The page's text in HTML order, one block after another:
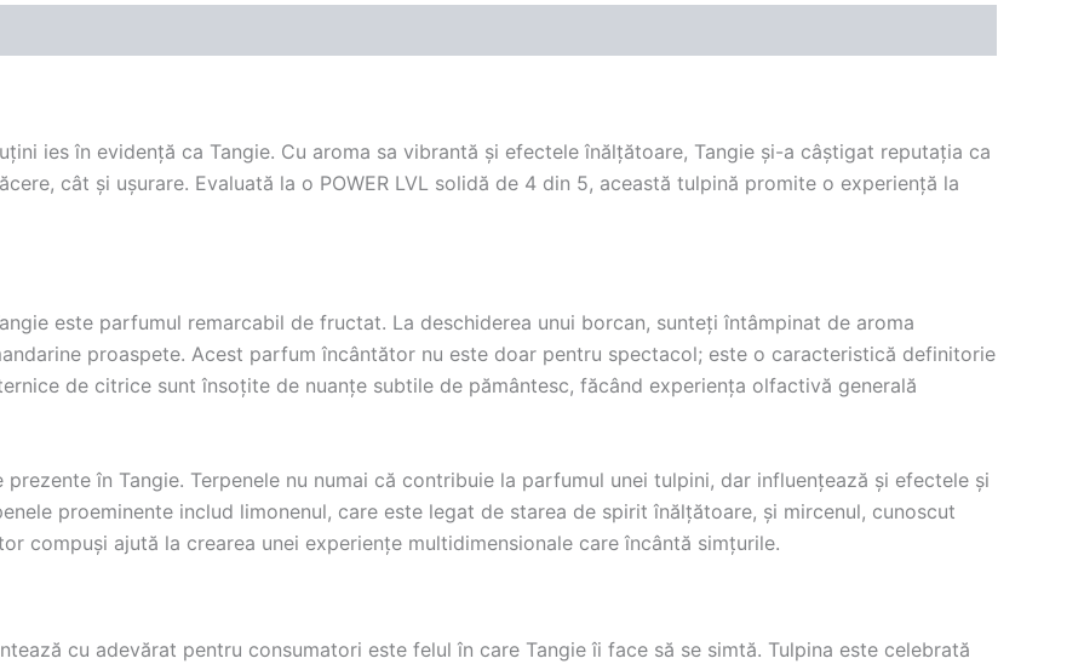
ies în evidență ca Tangie. Cu aroma sa vibrantă și efectele înălțătoare, Tangie și-a câștigat reputația ca
cât și ușurare. Evaluată la o POWER LVL solidă de 4 din 5, această tulpină promite o experiență la
este parfumul remarcabil de fructat. La deschiderea unui borcan, sunteți întâmpinat de aroma
proaspete. Acest parfum încântător nu este doar pentru spectacol; este o caracteristică definitorie
de citrice sunt însoțite de nuanțe subtile de pământesc, făcând experiența olfactivă generală
în Tangie. Terpenele nu numai că contribuie la parfumul unei tulpini, dar influențează și efectele și
proeminente includ limonenul, care este legat de starea de spirit înălțătoare, și mircenul, cunoscut
compuși ajută la crearea unei experiențe multidimensionale care încântă simțurile.
cu adevărat pentru consumatori este felul în care Tangie îi face să se simtă. Tulpina este celebrată